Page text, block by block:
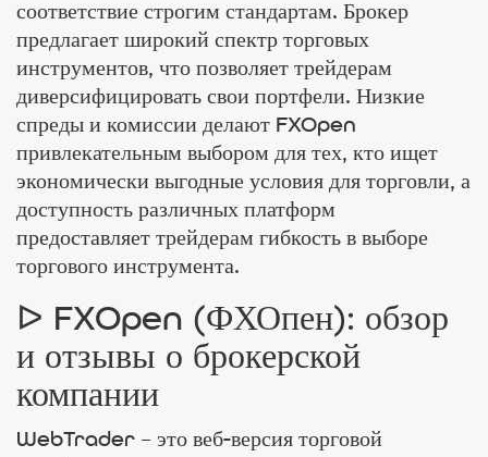
соответствие строгим стандартам. Брокер
предлагает широкий спектр торговых
инструментов, что позволяет трейдерам
диверсифицировать свои портфели. Низкие
спреды и комиссии делают FXOpen
привлекательным выбором для тех, кто ищет
экономически выгодные условия для торговли, а
доступность различных платформ
предоставляет трейдерам гибкость в выборе
торгового инструмента.
ᐅ FXOpen (ФХОпен): обзор
и отзывы о брокерской
компании
WebTrader – это веб-версия торговой